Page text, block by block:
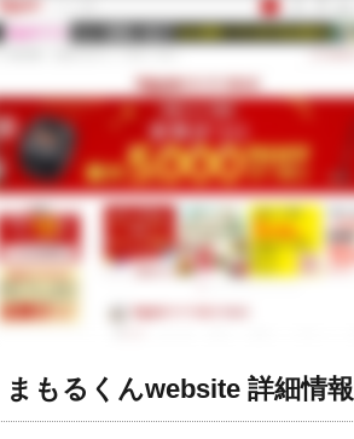
まもるくんwebsite 詳細情報